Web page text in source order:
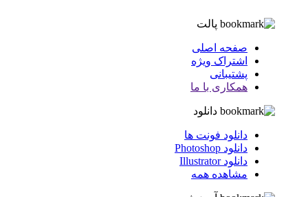
پالت
صفحه اصلی
اشتراک ویژه
پشتیبانی
همکاری با ما
دانلود
دانلود فونت ها
دانلود Photoshop
دانلود Illustrator
مشاهده همه